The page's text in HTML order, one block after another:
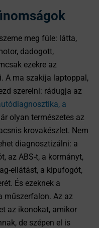
meg füle: látta,
dadogott,
ezekre az
A ma szakija laptoppal,
szerelni: rádugja az
a
olyan természetes az
krovakészlet. Nem
diagnosztizálni: a
az ABS-t, a kormányt,
ellátást, a kipufogót,
És ezeknek a
műszerfalon. Az az
az ikonokat, amikor
de szépen el is